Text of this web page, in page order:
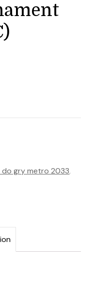
do gry metro 2033,